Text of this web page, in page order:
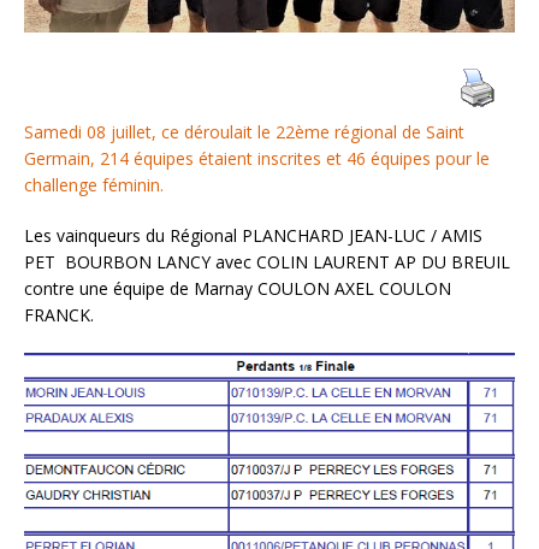
Samedi 08 juillet, ce déroulait le 22ème régional de Saint
Germain, 214 équipes étaient inscrites et 46 équipes pour le
challenge féminin.
Les vainqueurs du Régional PLANCHARD JEAN-LUC / AMIS
PET BOURBON LANCY avec COLIN LAURENT AP DU BREUIL
contre une équipe de Marnay COULON AXEL COULON
FRANCK.